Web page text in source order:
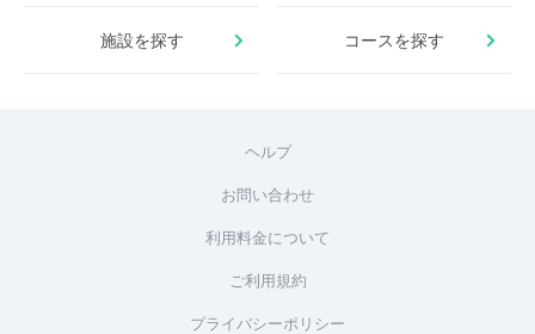
施設を探す コースを探す
ヘルプ
お問い合わせ
利用料金について
ご利用規約
プライバシーポリシー